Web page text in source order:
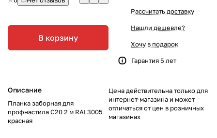
В корзину
Описание
Планка заборная для
профнастила С20 2 м RAL3005
красная
Рассчитать доставку
Нашли дешевле?
Хочу в подарок
Гарантия 5 лет
Цена действительна только для
интернет-магазина и может
отличаться от цен в розничных
магазинах